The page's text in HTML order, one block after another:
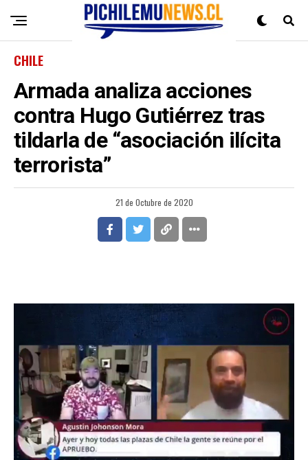
CHILE
Armada analiza acciones
contra Hugo Gutiérrez tras
tildarla de “asociación ilícita
terrorista”
21 de Octubre de 2020